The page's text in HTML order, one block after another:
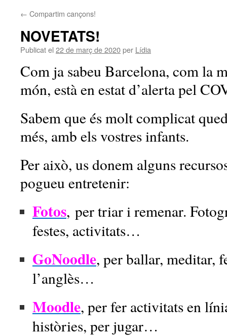
← Compartim cançons!
NOVETATS!
Publicat el 22 de març de 2020per Lídia
Com ja sabeu Barcelona, com la
món, està en estat d’alerta pel
Sabem que és molt complicat
més, amb els vostres infants.
Per això, us donem alguns
pogueu entretenir:
Fotos, per triar i remenar.
festes, activitats…
GoNoodle, per ballar, meditar,
l’anglès…
Moodle, per fer activitats en
històries, per jugar…